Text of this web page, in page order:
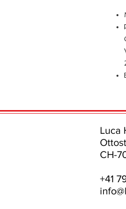
Luca
CH-
+41